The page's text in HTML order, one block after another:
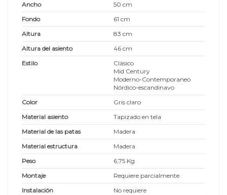
Ancho
50 cm
Fondo
61 cm
Altura
83 cm
Altura del asiento
46 cm
Estilo
Clásico
Mid Century
Moderno-Contemporaneo
Nórdico-escandinavo
Color
Gris claro
Material asiento
Tapizado en tela
Material de las patas
Madera
Material estructura
Madera
Peso
6,75 Kg
Montaje
Requiere parcialmente
Instalación
No requiere